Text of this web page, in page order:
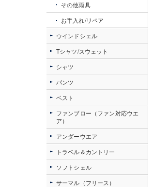
その他雨具
お手入れ/リペア
ウインドシェル
Tシャツ/スウェット
シャツ
パンツ
ベスト
ファンブロー（ファン対応ウエ
ア）
アンダーウエア
トラベル＆カントリー
ソフトシェル
サーマル（フリース）